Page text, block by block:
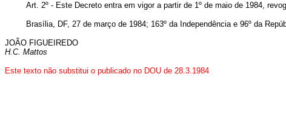
Art. 2º - Este Decreto entra em vigor a partir de 1º de maio de 1984,
Brasília, DF, 27 de março de 1984; 163º da Independência e 96º da
JOÃO FIGUEIREDO
H.C. Mattos
Este texto não substitui o publicado no DOU de 28.3.1984